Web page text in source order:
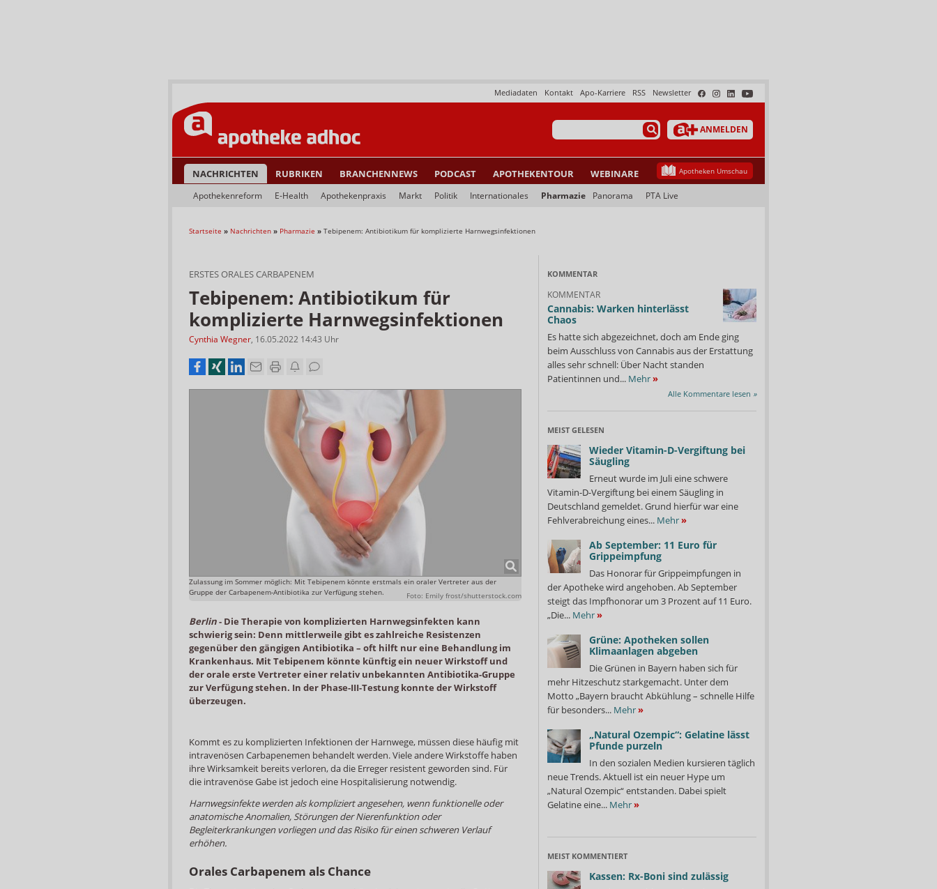
Newsletter
RSS
Apo-Karriere
Kontakt
Mediadaten
ANMELDEN
NACHRICHTEN RUBRIKEN BRANCHENNEWS PODCAST APOTHEKENTOUR WEBINARE Apotheken Umschau
Apothekenreform E-Health Apothekenpraxis Markt Politik Internationales Pharmazie Panorama PTA Live
Startseite » Nachrichten » Pharmazie » Tebipenem: Antibiotikum für komplizierte Harnwegsinfektionen
ERSTES ORALES CARBAPENEM
Tebipenem: Antibiotikum für
komplizierte Harnwegsinfektionen
Cynthia Wegner, 16.05.2022 14:43 Uhr
Zulassung im Sommer möglich: Mit Tebipenem könnte erstmals ein oraler Vertreter aus der
Gruppe der Carbapenem-Antibiotika zur Verfügung stehen.
Foto: Emily frost/shutterstock.com
Berlin- Die Therapie von komplizierten Harnwegsinfekten kann
schwierig sein: Denn mittlerweile gibt es zahlreiche Resistenzen
gegenüber den gängigen Antibiotika – oft hilft nur eine Behandlung im
Krankenhaus. Mit Tebipenem könnte künftig ein neuer Wirkstoff und
der orale erste Vertreter einer relativ unbekannten Antibiotika-Gruppe
zur Verfügung stehen. In der Phase-III-Testung konnte der Wirkstoff
überzeugen.
Kommt es zu komplizierten Infektionen der Harnwege, müssen diese häufig mit
intravenösen Carbapenemen behandelt werden. Viele andere Wirkstoffe haben
ihre Wirksamkeit bereits verloren, da die Erreger resistent geworden sind. Für
die intravenöse Gabe ist jedoch eine Hospitalisierung notwendig.
Harnwegsinfekte werden als kompliziert angesehen, wenn funktionelle oder
anatomische Anomalien, Störungen der Nierenfunktion oder
Begleiterkrankungen vorliegen und das Risiko für einen schweren Verlauf
erhöhen.
Orales Carbapenem als Chance
KOMMENTAR
KOMMENTAR
Cannabis: Warken hinterlässt
Chaos
Es hatte sich abgezeichnet, doch am Ende ging
beim Ausschluss von Cannabis aus der Erstattung
alles sehr schnell: Über Nacht standen
Patientinnen und... Mehr»
Alle Kommentare lesen »
MEIST GELESEN
Wieder Vitamin-D-Vergiftung bei
Säugling
Erneut wurde im Juli eine schwere
Vitamin-D-Vergiftung bei einem Säugling in
Deutschland gemeldet. Grund hierfür war eine
Fehlverabreichung eines... Mehr»
Ab September: 11 Euro für
Grippeimpfung
Das Honorar für Grippeimpfungen in
der Apotheke wird angehoben. Ab September
steigt das Impfhonorar um 3 Prozent auf 11 Euro.
„Die... Mehr»
Grüne: Apotheken sollen
Klimaanlagen abgeben
Die Grünen in Bayern haben sich für
mehr Hitzeschutz starkgemacht. Unter dem
Motto „Bayern braucht Abkühlung – schnelle Hilfe
für besonders... Mehr»
„Natural Ozempic“: Gelatine lässt
Pfunde purzeln
In den sozialen Medien kursieren täglich
neue Trends. Aktuell ist ein neuer Hype um
„Natural Ozempic“ entstanden. Dabei spielt
Gelatine eine... Mehr»
MEIST KOMMENTIERT
Kassen: Rx-Boni sind zulässig